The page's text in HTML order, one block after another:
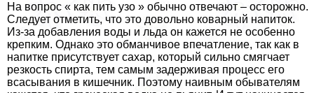
На вопрос « как пить узо » обычно отвечают – осторожно.
Следует отметить, что это довольно коварный напиток.
Из-за добавления воды и льда он кажется не особенно
крепким. Однако это обманчивое впечатление, так как в
напитке присутствует сахар, который сильно смягчает
резкость спирта, тем самым задерживая процесс его
всасывания в кишечник. Поэтому наивным обывателям